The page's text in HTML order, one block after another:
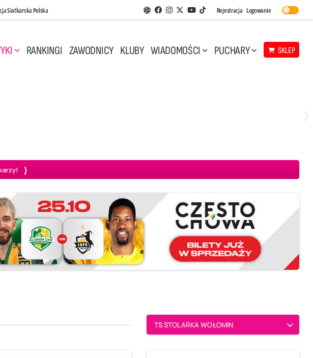
Siatkarska Polska Aplikacja Siatkarskie Ligi
Facebook
Instagram
Twitter
Youtube
TikTok
Rejestracja Logowanie
RANKINGI ZAWODNICY KLUBY WIADOMOŚCI PUCHARY SKLEP
TS STOLARKA WOŁOMIN